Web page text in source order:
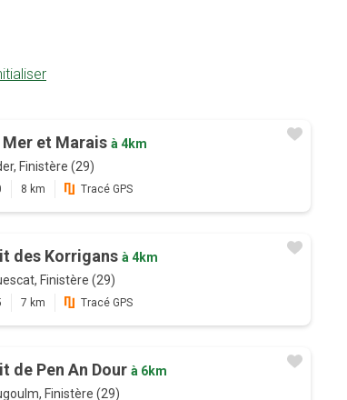
Mer et Marais à 4km
Finistère (29)
8 km Tracé GPS
des Korrigans à 4km
Finistère (29)
7 km Tracé GPS
de Pen An Dour à 6km
Finistère (29)